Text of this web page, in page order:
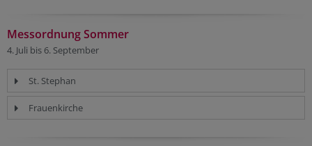
Messordnung Sommer
4. Juli bis 6. September
St. Stephan
Frauenkirche